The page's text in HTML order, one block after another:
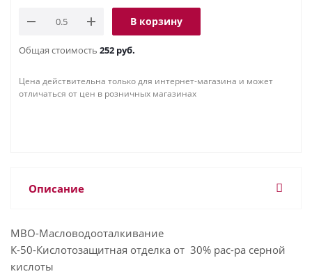
В корзину
Общая стоимость 252 руб.
Цена действительна только для интернет-магазина и может
отличаться от цен в розничных магазинах
Описание
МВО-Масловодооталкивание
К-50-Кислотозащитная отделка от 30% рас-ра серной
кислоты